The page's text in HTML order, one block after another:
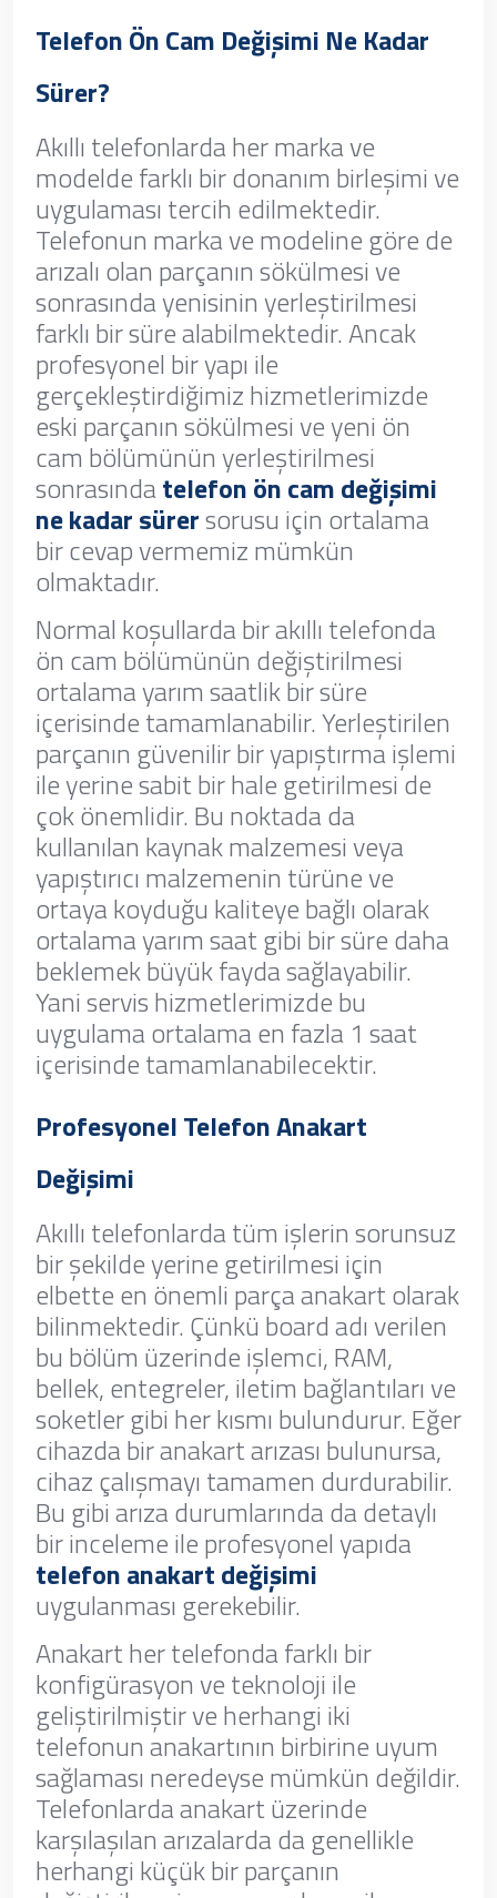
Telefon Ön Cam Değişimi Ne Kadar
Sürer?
Akıllı telefonlarda her marka ve
modelde farklı bir donanım birleşimi ve
uygulaması tercih edilmektedir.
Telefonun marka ve modeline göre de
arızalı olan parçanın sökülmesi ve
sonrasında yenisinin yerleştirilmesi
farklı bir süre alabilmektedir. Ancak
profesyonel bir yapı ile
gerçekleştirdiğimiz hizmetlerimizde
eski parçanın sökülmesi ve yeni ön
cam bölümünün yerleştirilmesi
sonrasındatelefon ön cam değişimi
ne kadar sürersorusu için ortalama
bir cevap vermemiz mümkün
olmaktadır.
Normal koşullarda bir akıllı telefonda
ön cam bölümünün değiştirilmesi
ortalama yarım saatlik bir süre
içerisinde tamamlanabilir. Yerleştirilen
parçanın güvenilir bir yapıştırma işlemi
ile yerine sabit bir hale getirilmesi de
çok önemlidir. Bu noktada da
kullanılan kaynak malzemesi veya
yapıştırıcı malzemenin türüne ve
ortaya koyduğu kaliteye bağlı olarak
ortalama yarım saat gibi bir süre daha
beklemek büyük fayda sağlayabilir.
Yani servis hizmetlerimizde bu
uygulama ortalama en fazla 1 saat
içerisinde tamamlanabilecektir.
Profesyonel Telefon Anakart
Değişimi
Akıllı telefonlarda tüm işlerin sorunsuz
bir şekilde yerine getirilmesi için
elbette en önemli parça anakart olarak
bilinmektedir. Çünkü board adı verilen
bu bölüm üzerinde işlemci, RAM,
bellek, entegreler, iletim bağlantıları ve
soketler gibi her kısmı bulundurur. Eğer
cihazda bir anakart arızası bulunursa,
cihaz çalışmayı tamamen durdurabilir.
Bu gibi arıza durumlarında da detaylı
bir inceleme ile profesyonel yapıda
telefon anakart değişimi
uygulanması gerekebilir.
Anakart her telefonda farklı bir
konfigürasyon ve teknoloji ile
geliştirilmiştir ve herhangi iki
telefonun anakartının birbirine uyum
sağlaması neredeyse mümkün değildir.
Telefonlarda anakart üzerinde
karşılaşılan arızalarda da genellikle
herhangi küçük bir parçanın